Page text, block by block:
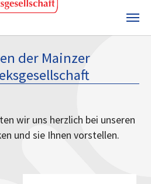
der Mainzer
wir uns herzlich bei unseren
und sie Ihnen vorstellen.